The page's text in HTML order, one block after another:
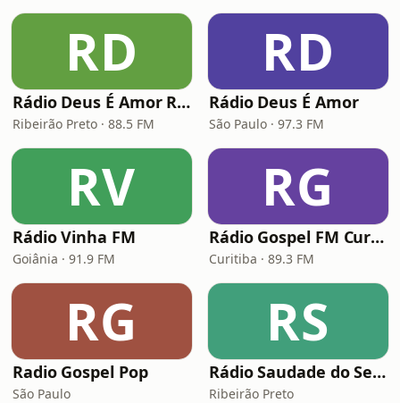
RD
Rádio Deus É Amor Ribeirão Preto
Ribeirão Preto · 88.5 FM
RD
Rádio Deus É Amor
São Paulo · 97.3 FM
RV
Rádio Vinha FM
Goiânia · 91.9 FM
RG
Rádio Gospel FM Curitiba
Curitiba · 89.3 FM
RG
Radio Gospel Pop
São Paulo
RS
Rádio Saudade do Sertão
Ribeirão Preto